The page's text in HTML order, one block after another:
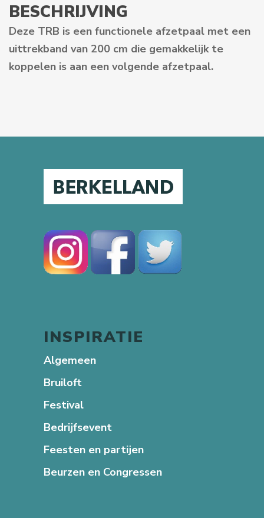
BESCHRIJVING
Deze TRB is een functionele afzetpaal met een
uittrekband van 200 cm die gemakkelijk te
koppelen is aan een volgende afzetpaal.
INSPIRATIE
Algemeen
Bruiloft
Festival
Bedrijfsevent
Feesten en partijen
Beurzen en Congressen